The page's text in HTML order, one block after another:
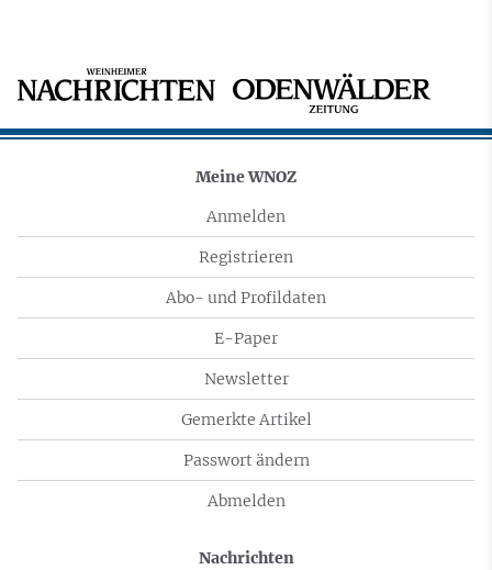
Meine WNOZ
Anmelden
Registrieren
Abo- und Profildaten
E-Paper
Newsletter
Gemerkte Artikel
Passwort ändern
Abmelden
Nachrichten